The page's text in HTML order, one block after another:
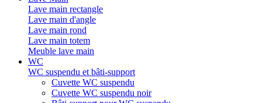
Lave main rectangle
Lave main d'angle
Lave main rond
Lave main totem
Meuble lave main
WC
WC suspendu et bâti-support
Cuvette WC suspendu
Cuvette WC suspendu noir